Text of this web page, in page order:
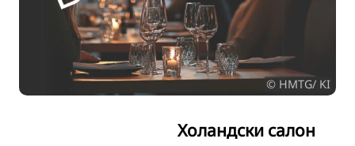
RU
FI
KO
© HMTG/ KI
Холандски салон